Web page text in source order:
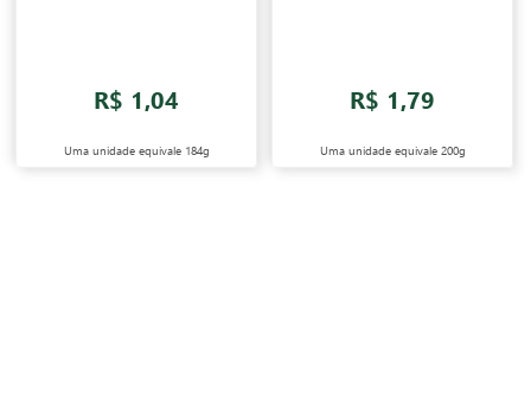
R$ 1,04
Uma unidade equivale 184g
R$ 1,79
Uma unidade equivale 200g